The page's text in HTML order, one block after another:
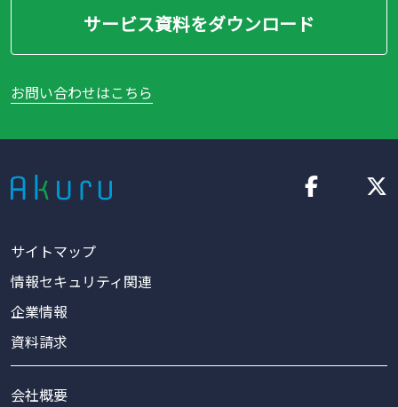
サービス資料をダウンロード
お問い合わせはこちら
サイトマップ
情報セキュリティ関連
企業情報
資料請求
会社概要